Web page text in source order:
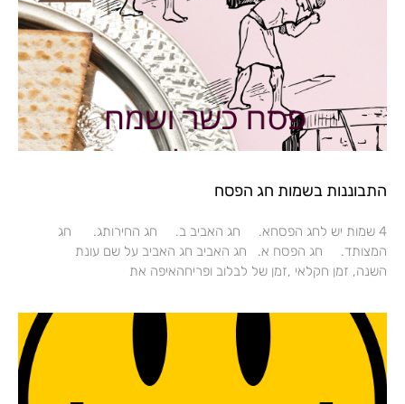
התבוננות בשמות חג הפסח
4 שמות יש לחג הפסחא. חג האביב ב. חג החירותג. חג
המצותד. חג הפסח א. חג האביב חג האביב על שם עונת
השנה, זמן חקלאי ,זמן של לבלוב ופריחהאיפה את